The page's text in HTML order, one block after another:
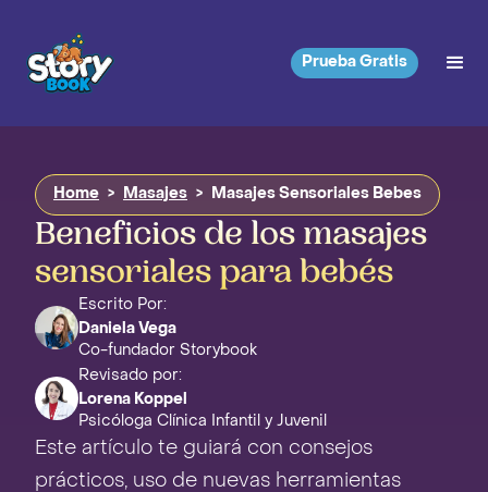
Prueba Gratis
Home > Masajes > Masajes Sensoriales Bebes
Beneficios de los masajes
sensoriales para bebés
Escrito Por:
Daniela Vega
Co-fundador Storybook
Revisado por:
Lorena Koppel
Psicóloga Clínica Infantil y Juvenil
Este artículo te guiará con consejos
prácticos, uso de nuevas herramientas